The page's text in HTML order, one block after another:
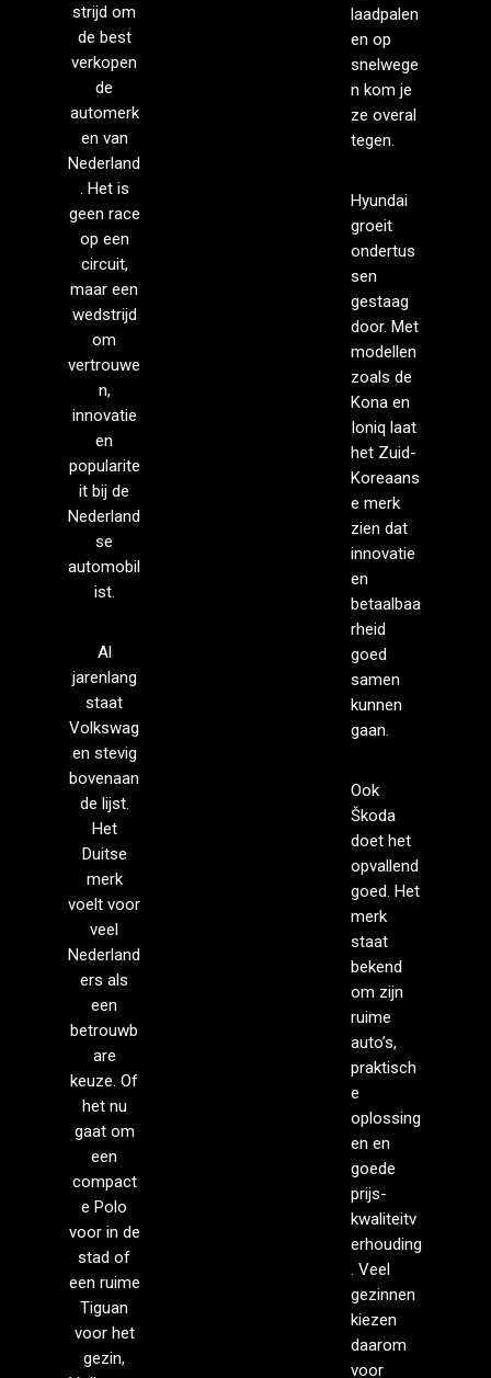
strijd om
de best
verkopen
de
automerk
en van
Nederland
. Het is
geen race
op een
circuit,
maar een
wedstrijd
om
vertrouwe
n,
innovatie
en
popularite
it bij de
Nederland
se
automobil
ist.
Al
jarenlang
staat
Volkswag
en stevig
bovenaan
de lijst.
Het
Duitse
merk
voelt voor
veel
Nederland
ers als
een
betrouwb
are
keuze. Of
het nu
gaat om
een
compact
e Polo
voor in de
stad of
een ruime
Tiguan
voor het
gezin,
laadpalen
en op
snelwege
n kom je
ze overal
tegen.
Hyundai
groeit
ondertus
sen
gestaag
door. Met
modellen
zoals de
Kona en
Ioniq laat
het Zuid-
Koreaans
e merk
zien dat
innovatie
en
betaalbaa
rheid
goed
samen
kunnen
gaan.
Ook
Škoda
doet het
opvallend
goed. Het
merk
staat
bekend
om zijn
ruime
auto’s,
praktisch
e
oplossing
en en
goede
prijs-
kwaliteitv
erhouding
. Veel
gezinnen
kiezen
daarom
voor